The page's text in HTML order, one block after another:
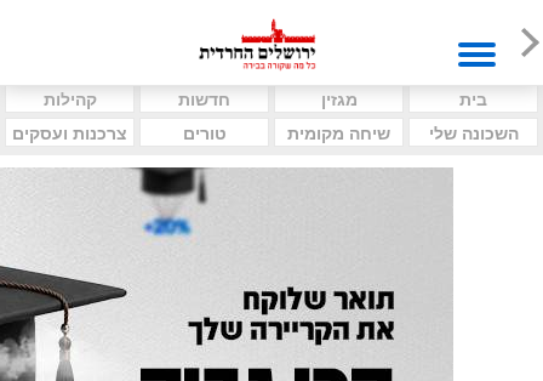
בית מגזין חדשות
קהילות
השכונה שלי
שיחה מקומית טורים צרכנות ועסקים